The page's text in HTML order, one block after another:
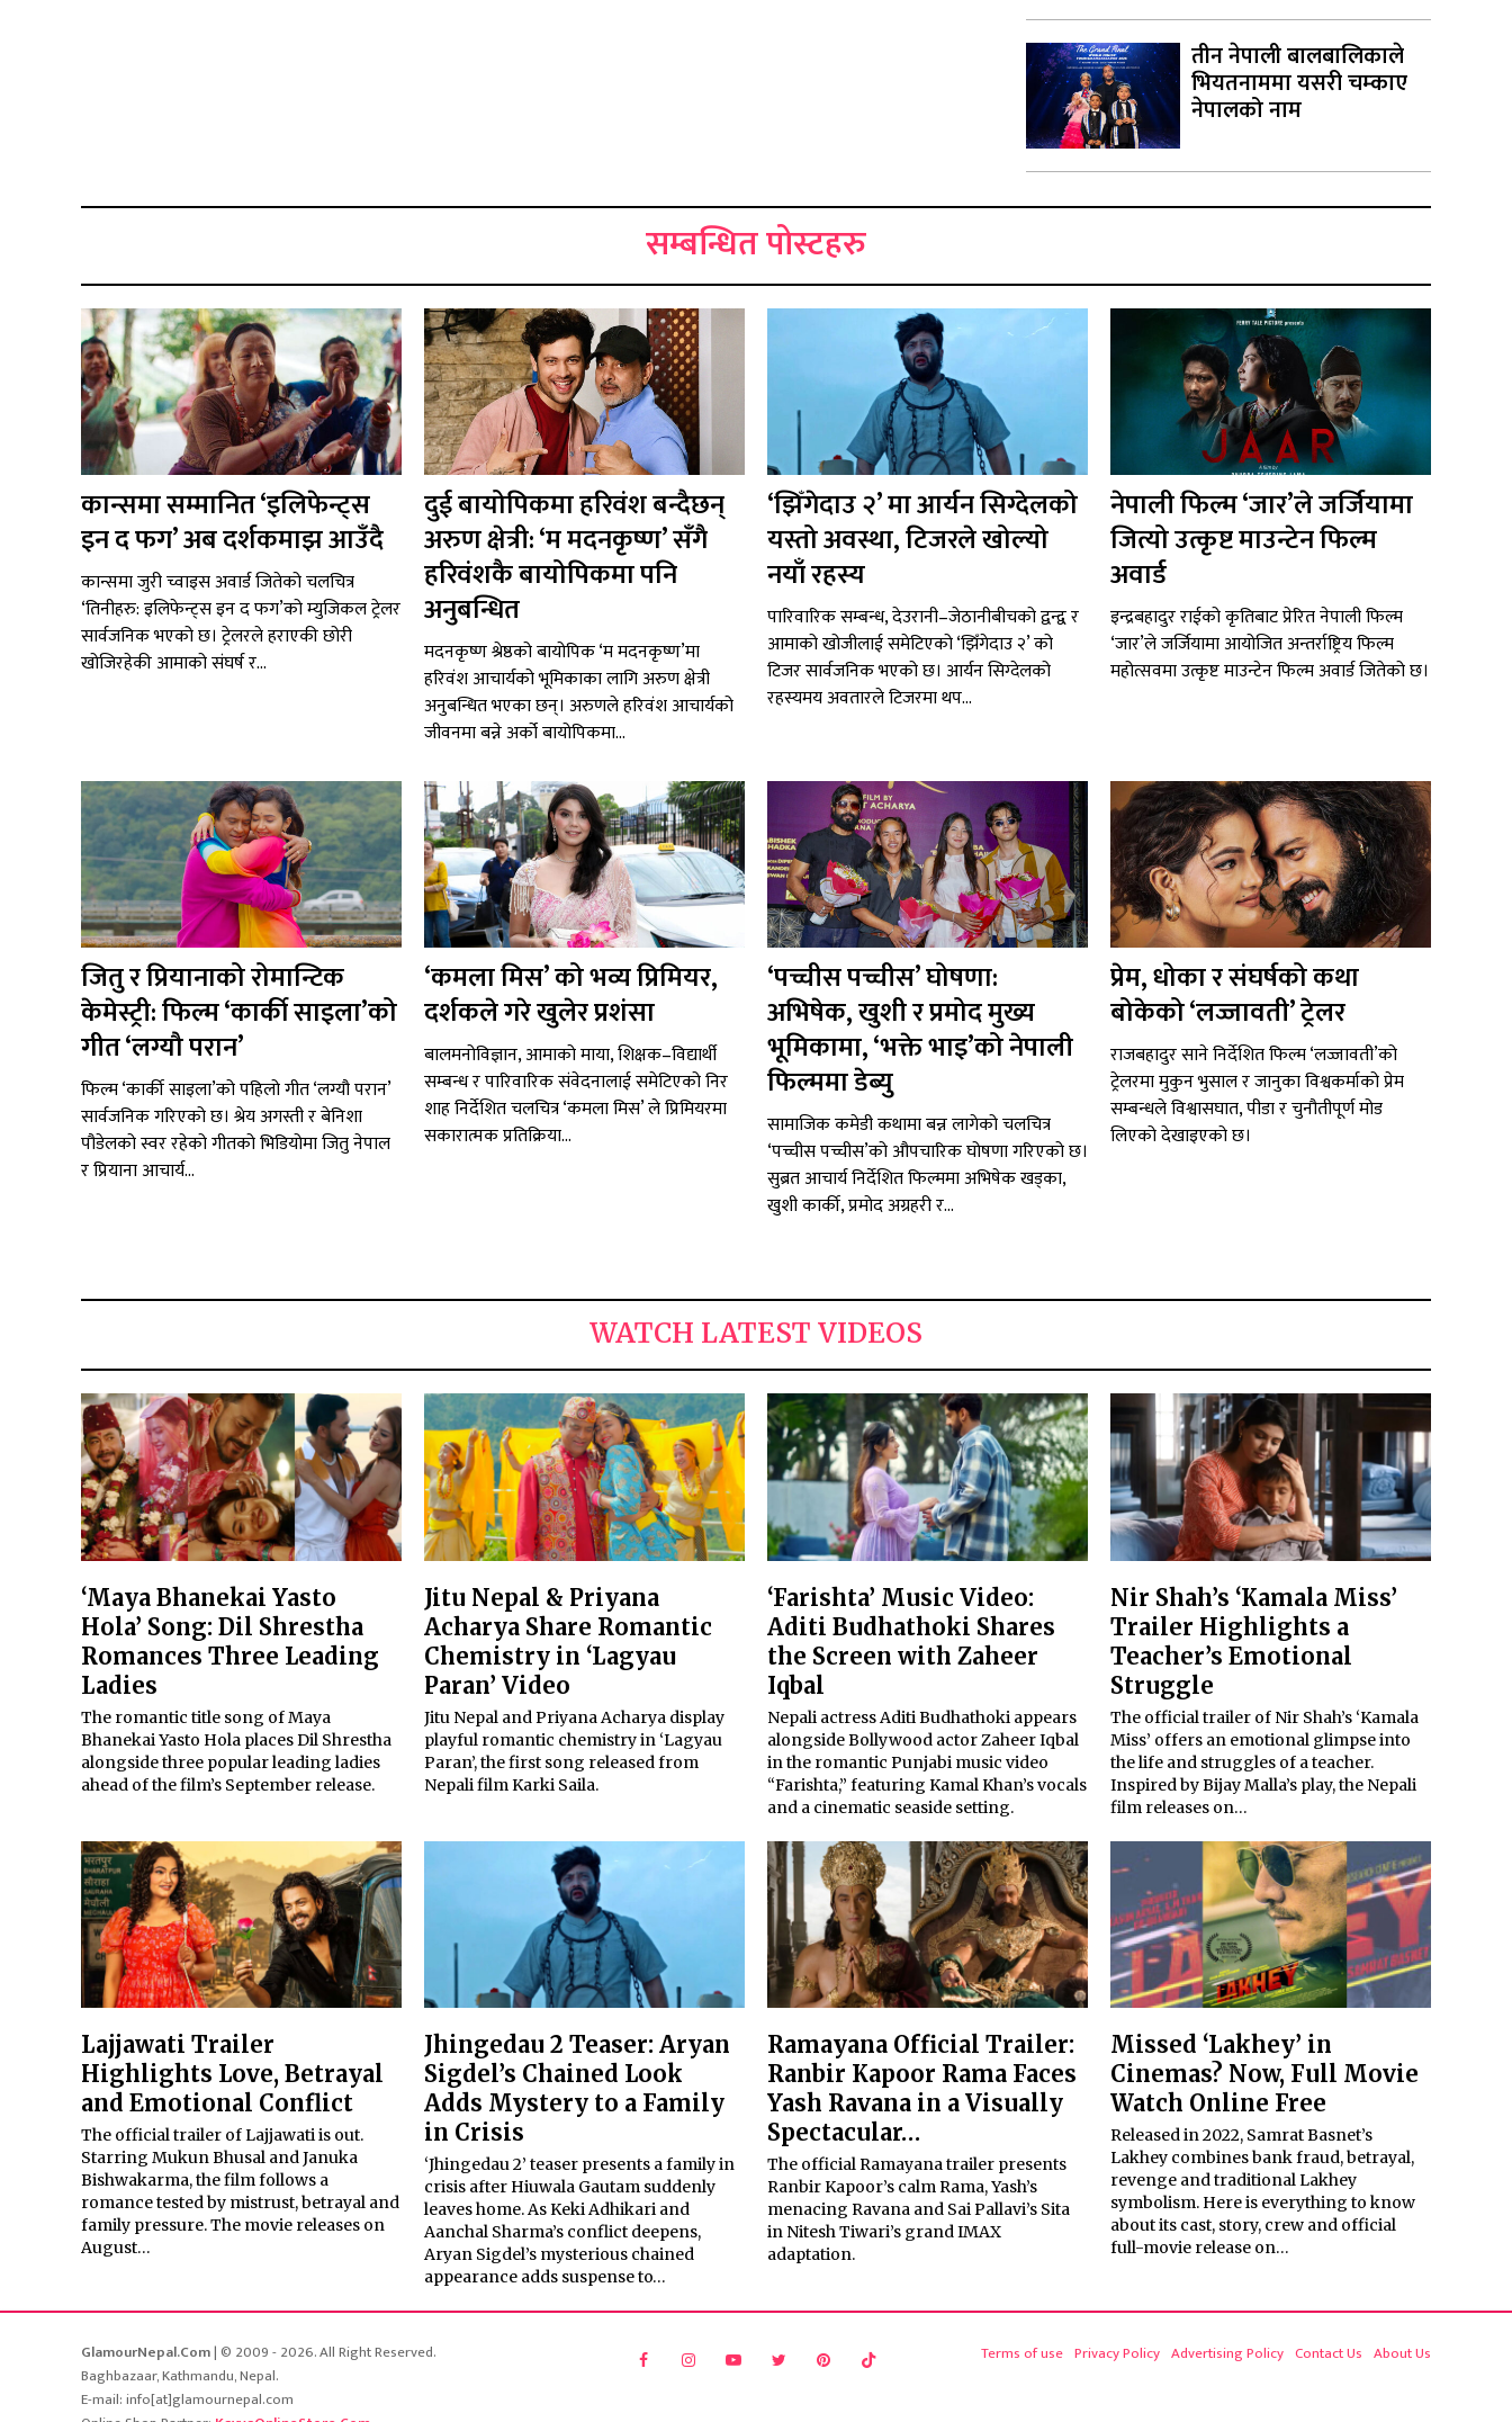
तीन नेपाली बालबालिकाले
भियतनाममा यसरी चम्काए
नेपालको नाम
सम्बन्धित पोस्टहरु
कान्समा सम्मानित ‘इलिफेन्ट्स
इन द फग’ अब दर्शकमाझ आउँदै
कान्समा जुरी च्वाइस अवार्ड जितेको चलचित्र
‘तिनीहरु: इलिफेन्ट्स इन द फग’को म्युजिकल ट्रेलर
सार्वजनिक भएको छ। ट्रेलरले हराएकी छोरी
खोजिरहेकी आमाको संघर्ष र...
दुई बायोपिकमा हरिवंश बन्दैछन्
अरुण क्षेत्री: ‘म मदनकृष्ण’ सँगै
हरिवंशकै बायोपिकमा पनि
अनुबन्धित
मदनकृष्ण श्रेष्ठको बायोपिक ‘म मदनकृष्ण’मा
हरिवंश आचार्यको भूमिकाका लागि अरुण क्षेत्री
अनुबन्धित भएका छन्। अरुणले हरिवंश आचार्यको
जीवनमा बन्ने अर्को बायोपिकमा...
‘झिँगेदाउ २’ मा आर्यन सिग्देलको
यस्तो अवस्था, टिजरले खोल्यो
नयाँ रहस्य
पारिवारिक सम्बन्ध, देउरानी–जेठानीबीचको द्वन्द्व र
आमाको खोजीलाई समेटिएको ‘झिँगेदाउ २’ को
टिजर सार्वजनिक भएको छ। आर्यन सिग्देलको
रहस्यमय अवतारले टिजरमा थप...
नेपाली फिल्म ‘जार’ले जर्जियामा
जित्यो उत्कृष्ट माउन्टेन फिल्म
अवार्ड
इन्द्रबहादुर राईको कृतिबाट प्रेरित नेपाली फिल्म
‘जार’ले जर्जियामा आयोजित अन्तर्राष्ट्रिय फिल्म
महोत्सवमा उत्कृष्ट माउन्टेन फिल्म अवार्ड जितेको छ।
जितु र प्रियानाको रोमान्टिक
केमेस्ट्री: फिल्म ‘कार्की साइला’को
गीत ‘लग्यौ परान’
फिल्म ‘कार्की साइला’को पहिलो गीत ‘लग्यौ परान’
सार्वजनिक गरिएको छ। श्रेय अगस्ती र बेनिशा
पौडेलको स्वर रहेको गीतको भिडियोमा जितु नेपाल
र प्रियाना आचार्य...
‘कमला मिस’ को भव्य प्रिमियर,
दर्शकले गरे खुलेर प्रशंसा
बालमनोविज्ञान, आमाको माया, शिक्षक–विद्यार्थी
सम्बन्ध र पारिवारिक संवेदनालाई समेटिएको निर
शाह निर्देशित चलचित्र ‘कमला मिस’ ले प्रिमियरमा
सकारात्मक प्रतिक्रिया...
‘पच्चीस पच्चीस’ घोषणा:
अभिषेक, खुशी र प्रमोद मुख्य
भूमिकामा, ‘भक्ते भाइ’को नेपाली
फिल्ममा डेब्यु
सामाजिक कमेडी कथामा बन्न लागेको चलचित्र
‘पच्चीस पच्चीस’को औपचारिक घोषणा गरिएको छ।
सुब्रत आचार्य निर्देशित फिल्ममा अभिषेक खड्का,
खुशी कार्की, प्रमोद अग्रहरी र...
प्रेम, धोका र संघर्षको कथा
बोकेको ‘लज्जावती’ ट्रेलर
राजबहादुर साने निर्देशित फिल्म ‘लज्जावती’को
ट्रेलरमा मुकुन भुसाल र जानुका विश्वकर्माको प्रेम
सम्बन्धले विश्वासघात, पीडा र चुनौतीपूर्ण मोड
लिएको देखाइएको छ।
WATCH LATEST VIDEOS
‘Maya Bhanekai Yasto
Hola’ Song: Dil Shrestha
Romances Three Leading
Ladies
The romantic title song of Maya
Bhanekai Yasto Hola places Dil Shrestha
alongside three popular leading ladies
ahead of the film’s September release.
Jitu Nepal & Priyana
Acharya Share Romantic
Chemistry in ‘Lagyau
Paran’ Video
Jitu Nepal and Priyana Acharya display
playful romantic chemistry in ‘Lagyau
Paran’, the first song released from
Nepali film Karki Saila.
‘Farishta’ Music Video:
Aditi Budhathoki Shares
the Screen with Zaheer
Iqbal
Nepali actress Aditi Budhathoki appears
alongside Bollywood actor Zaheer Iqbal
in the romantic Punjabi music video
“Farishta,” featuring Kamal Khan’s vocals
and a cinematic seaside setting.
Nir Shah’s ‘Kamala Miss’
Trailer Highlights a
Teacher’s Emotional
Struggle
The official trailer of Nir Shah’s ‘Kamala
Miss’ offers an emotional glimpse into
the life and struggles of a teacher.
Inspired by Bijay Malla’s play, the Nepali
film releases on…
Lajjawati Trailer
Highlights Love, Betrayal
and Emotional Conflict
The official trailer of Lajjawati is out.
Starring Mukun Bhusal and Januka
Bishwakarma, the film follows a
romance tested by mistrust, betrayal and
family pressure. The movie releases on
August…
Jhingedau 2 Teaser: Aryan
Sigdel’s Chained Look
Adds Mystery to a Family
in Crisis
‘Jhingedau 2’ teaser presents a family in
crisis after Hiuwala Gautam suddenly
leaves home. As Keki Adhikari and
Aanchal Sharma’s conflict deepens,
Aryan Sigdel’s mysterious chained
appearance adds suspense to…
Ramayana Official Trailer:
Ranbir Kapoor Rama Faces
Yash Ravana in a Visually
Spectacular…
The official Ramayana trailer presents
Ranbir Kapoor’s calm Rama, Yash’s
menacing Ravana and Sai Pallavi’s Sita
in Nitesh Tiwari’s grand IMAX
adaptation.
Missed ‘Lakhey’ in
Cinemas? Now, Full Movie
Watch Online Free
Released in 2022, Samrat Basnet’s
Lakhey combines bank fraud, betrayal,
revenge and traditional Lakhey
symbolism. Here is everything to know
about its cast, story, crew and official
full-movie release on…
GlamourNepal.Com| © 2009 - 2026. All Right Reserved.
Baghbazaar, Kathmandu, Nepal.
E-mail: info[at]glamournepal.com
Terms of use Privacy Policy Advertising Policy Contact Us About Us